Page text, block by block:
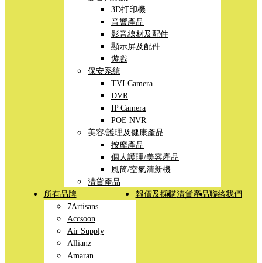
3D打印機
音響產品
影音線材及配件
顯示屏及配件
遊戲
保安系統
TVI Camera
DVR
IP Camera
POE NVR
美容/護理及健康產品
按摩產品
個人護理/美容產品
風筒/空氣清新機
清貨產品
所有品牌
7Artisans
Accsoon
Air Supply
Allianz
Amaran
報價及採購清貨產品聯絡我們